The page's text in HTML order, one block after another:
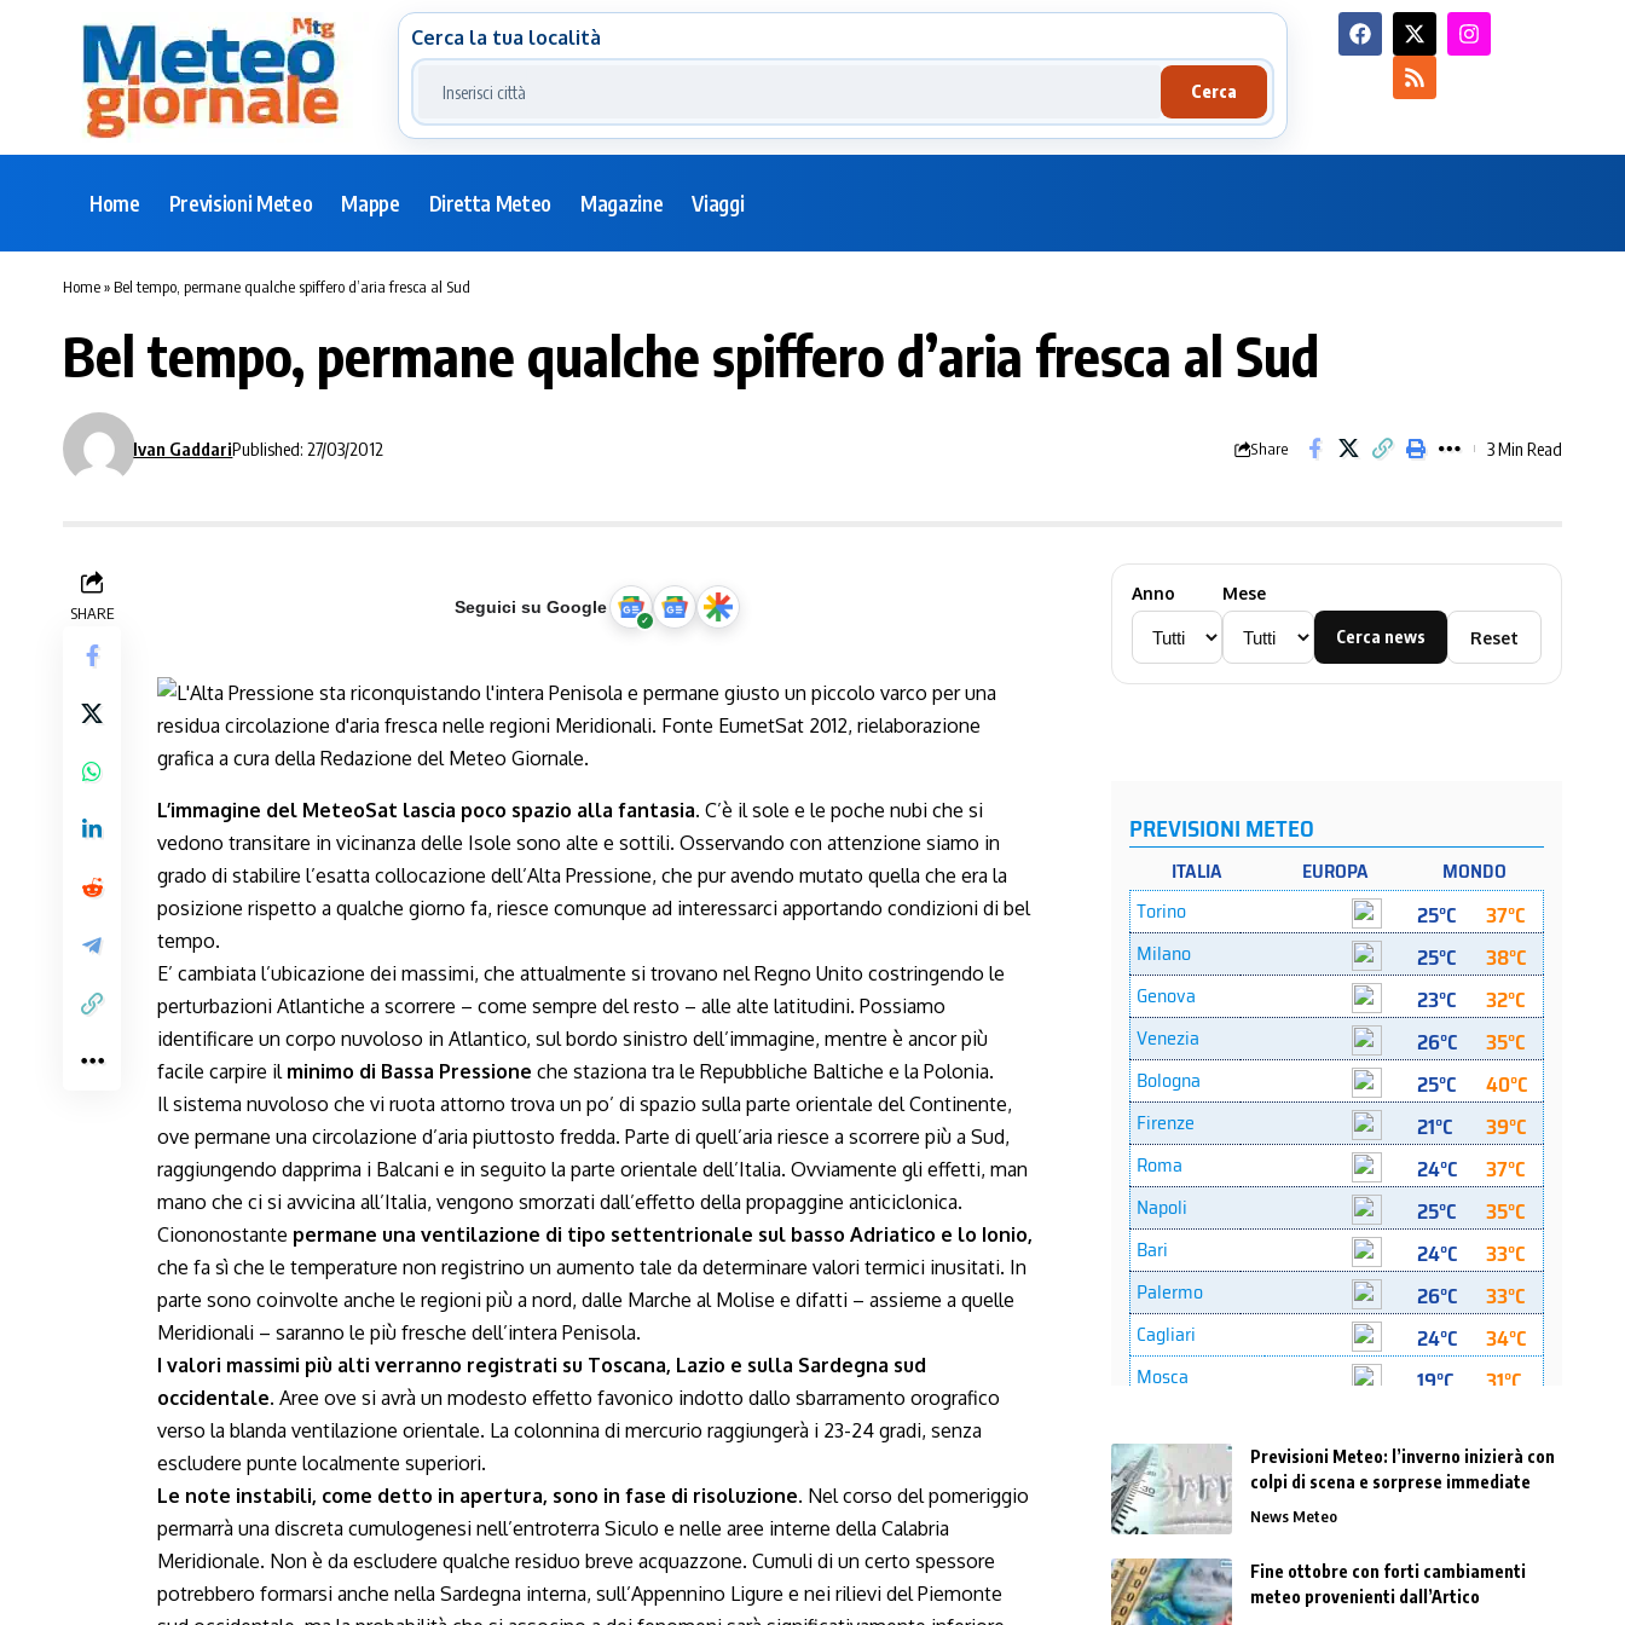
Cerca la tua località
Cerca
Home Previsioni Meteo Mappe Diretta Meteo Magazine Viaggi
Home»Bel tempo, permane qualche spiffero d’aria fresca al Sud
Bel tempo, permane qualche spiffero d’aria fresca al Sud
Ivan GaddariPublished: 27/03/2012 Share 3 Min Read
SHARE Seguici su Google
L’immagine del MeteoSat lascia poco spazio alla fantasia. C’è il sole e le poche nubi che si
vedono transitare in vicinanza delle Isole sono alte e sottili. Osservando con attenzione siamo in
grado di stabilire l’esatta collocazione dell’Alta Pressione, che pur avendo mutato quella che era la
posizione rispetto a qualche giorno fa, riesce comunque ad interessarci apportando condizioni di bel
tempo.
E’ cambiata l’ubicazione dei massimi, che attualmente si trovano nel Regno Unito costringendo le
perturbazioni Atlantiche a scorrere – come sempre del resto – alle alte latitudini. Possiamo
identificare un corpo nuvoloso in Atlantico, sul bordo sinistro dell’immagine, mentre è ancor più
facile carpire il minimo di Bassa Pressione che staziona tra le Repubbliche Baltiche e la Polonia.
Il sistema nuvoloso che vi ruota attorno trova un po’ di spazio sulla parte orientale del Continente,
ove permane una circolazione d’aria piuttosto fredda. Parte di quell’aria riesce a scorrere più a Sud,
raggiungendo dapprima i Balcani e in seguito la parte orientale dell’Italia. Ovviamente gli effetti, man
mano che ci si avvicina all’Italia, vengono smorzati dall’effetto della propaggine anticiclonica.
Ciononostante permane una ventilazione di tipo settentrionale sul basso Adriatico e lo Ionio,
che fa sì che le temperature non registrino un aumento tale da determinare valori termici inusitati. In
parte sono coinvolte anche le regioni più a nord, dalle Marche al Molise e difatti – assieme a quelle
Meridionali – saranno le più fresche dell’intera Penisola.
I valori massimi più alti verranno registrati su Toscana, Lazio e sulla Sardegna sud
occidentale. Aree ove si avrà un modesto effetto favonico indotto dallo sbarramento orografico
verso la blanda ventilazione orientale. La colonnina di mercurio raggiungerà i 23-24 gradi, senza
escludere punte localmente superiori.
Le note instabili, come detto in apertura, sono in fase di risoluzione. Nel corso del pomeriggio
permarrà una discreta cumulogenesi nell’entroterra Siculo e nelle aree interne della Calabria
Meridionale. Non è da escludere qualche residuo breve acquazzone. Cumuli di un certo spessore
potrebbero formarsi anche nella Sardegna interna, sull’Appennino Ligure e nei rilievi del Piemonte
Anno Mese
Cerca news Reset
Previsioni Meteo: l’inverno inizierà con
colpi di scena e sorprese immediate
News Meteo
Fine ottobre con forti cambiamenti
meteo provenienti dall’Artico